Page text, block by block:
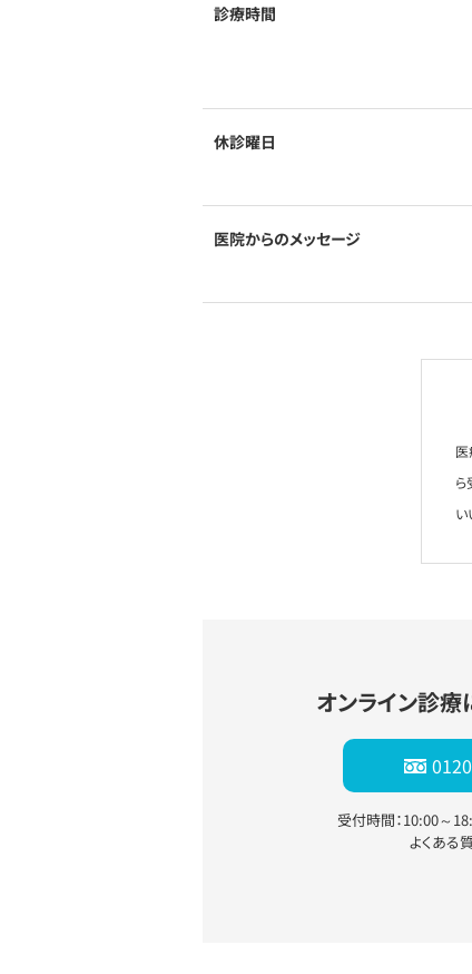
診療時間
休診曜日
医院からのメッセージ
ら
い
オンライン診
受付時間：10:00～
よくある